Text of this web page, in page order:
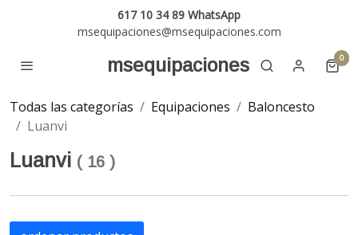
617 10 34 89 WhatsApp
msequipaciones@msequipaciones.com
msequipaciones 0
Todas las categorías Equipaciones
Baloncesto
Luanvi
Luanvi ( 16 )